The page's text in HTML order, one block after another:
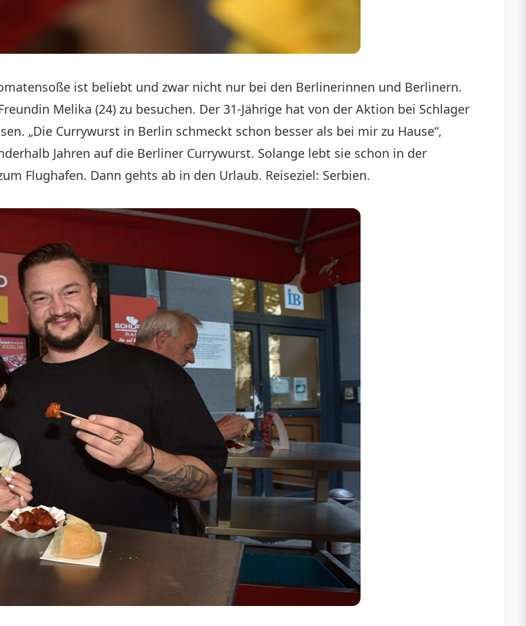
ist beliebt und zwar nicht nur bei den Berlinerinnen und Berlinern.
Melika (24) zu besuchen. Der 31-Jährige hat von der Aktion bei Schlager
„Die Currywurst in Berlin schmeckt schon besser als bei mir zu Hause“,
Jahren auf die Berliner Currywurst. Solange lebt sie schon in der
Flughafen. Dann gehts ab in den Urlaub. Reiseziel: Serbien.